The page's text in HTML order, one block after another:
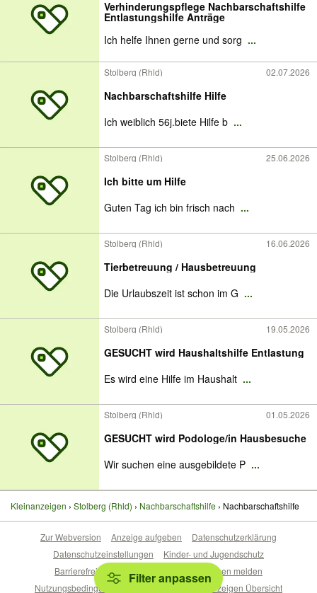
Verhinderungspflege Nachbarschaftshilfe
Entlastungshilfe Anträge
Ich helfe Ihnen gerne und sorg ...
Stolberg (Rhld) 02.07.2026
Nachbarschaftshilfe Hilfe
Ich weiblich 56j.biete Hilfe b ...
Stolberg (Rhld) 25.06.2026
Ich bitte um Hilfe
Guten Tag ich bin frisch nach ...
Stolberg (Rhld) 16.06.2026
Tierbetreuung / Hausbetreuung
Die Urlaubszeit ist schon im G ...
Stolberg (Rhld) 19.05.2026
GESUCHT wird Haushaltshilfe Entlastung
Es wird eine Hilfe im Haushalt ...
Stolberg (Rhld) 01.05.2026
GESUCHT wird Podologe/in Hausbesuche
Wir suchen eine ausgebildete P ...
Kleinanzeigen Stolberg (Rhld) Nachbarschaftshilfe Nachbarschaftshilfe
Filter anpassen
Zur Webversion Anzeige aufgeben
Datenschutzerklärung
Datenschutzeinstellungen
Kinder- und Jugendschutz
Barrierefreiheitserklärung
Sicherheitslücken melden
Nutzungsbedingungen
Beliebte Suchen Anzeigen Übersicht